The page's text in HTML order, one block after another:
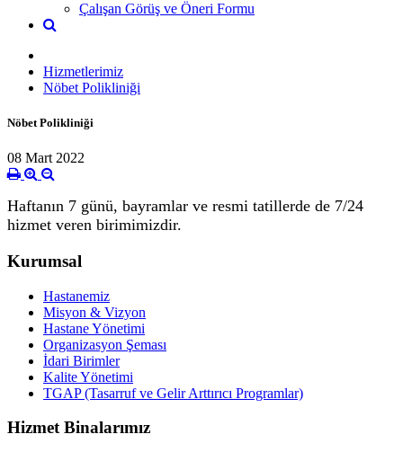
Çalışan Görüş ve Öneri Formu
Hizmetlerimiz
Nöbet Polikliniği
Nöbet Polikliniği
08 Mart 2022
Haftanın 7 günü, bayramlar ve resmi tatillerde de 7/24
hizmet veren birimimizdir.
Kurumsal
Hastanemiz
Misyon & Vizyon
Hastane Yönetimi
Organizasyon Şeması
İdari Birimler
Kalite Yönetimi
TGAP (Tasarruf ve Gelir Arttırıcı Programlar)
Hizmet Binalarımız